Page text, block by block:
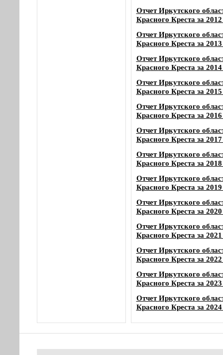
Отчет Иркутского
Красного Креста за 2012
Отчет Иркутского
Красного Креста за 2013
Отчет Иркутского
Красного Креста за 2014
Отчет Иркутского
Красного Креста за 2015
Отчет Иркутского
Красного Креста за 2016
Отчет Иркутского
Красного Креста за 2017
Отчет Иркутского
Красного Креста за 2018
Отчет Иркутского
Красного Креста за 2019
Отчет Иркутского
Красного Креста за 2020
Отчет Иркутского
Красного Креста за 2021
Отчет Иркутского
Красного Креста за 2022
Отчет Иркутского
Красного Креста за 2023
Отчет Иркутского
Красного Креста за 2024